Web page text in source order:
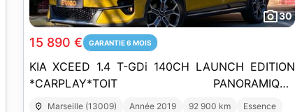
30
15 890 € GARANTIE 6 MOIS
KIA XCEED 1.4 T-GDi 140CH LAUNCH EDITION
*CARPLAY*TOIT PANORAMIQUE
OUVRANT*CAMERA*ENTRETIEN KIA* DCT BVA
Marseille (13009) Année 2019 92 900 km
Essence